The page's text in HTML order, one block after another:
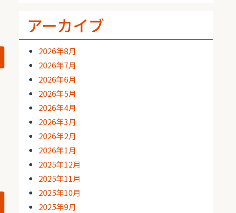
アーカイブ
2026年8月
2026年7月
2026年6月
2026年5月
2026年4月
2026年3月
2026年2月
2026年1月
2025年12月
2025年11月
2025年10月
2025年9月